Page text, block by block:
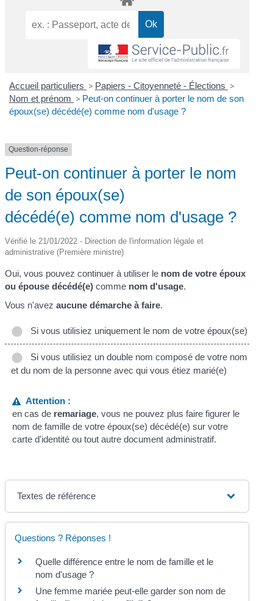
Accueil particuliers > Papiers - Citoyenneté - Élections >
Nom et prénom > Peut-on continuer à porter le nom de son
époux(se) décédé(e) comme nom d'usage ?
Question-réponse
Peut-on continuer à porter le nom
de son époux(se)
décédé(e) comme nom d'usage ?
Vérifié le 21/01/2022 - Direction de l'information légale et
administrative (Première ministre)
Oui, vous pouvez continuer à utiliser le nom de votre époux
ou épouse décédé(e) comme nom d'usage.
Vous n'avezaucune démarche à faire.
Si vous utilisiez uniquement le nom de votre époux(se)
Si vous utilisiez un double nom composé de votre nom
et du nom de la personne avec qui vous étiez marié(e)
Attention :
en cas de remariage, vous ne pouvez plus faire figurer le
nom de famille de votre époux(se) décédé(e) sur votre
carte d'identité ou tout autre document administratif.
Textes de référence
Questions ? Réponses !
Quelle différence entre le nom de famille et le
nom d'usage ?
Une femme mariée peut-elle garder son nom de